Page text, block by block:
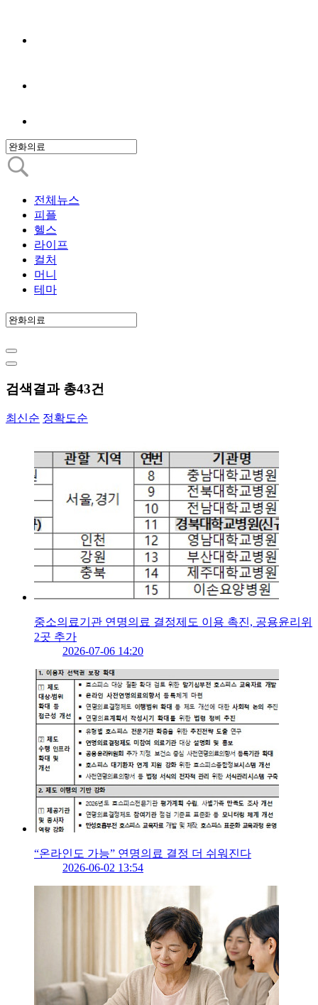
전체뉴스
피플
헬스
라이프
컬처
머니
테마
검색결과 총43건
최신순 정확도순
중소의료기관 연명의료 결정제도 이용 촉진, 공용윤리위
2곳 추가
2026-07-06 14:20
“온라인도 가능” 연명의료 결정 더 쉬워진다
2026-06-02 13:54